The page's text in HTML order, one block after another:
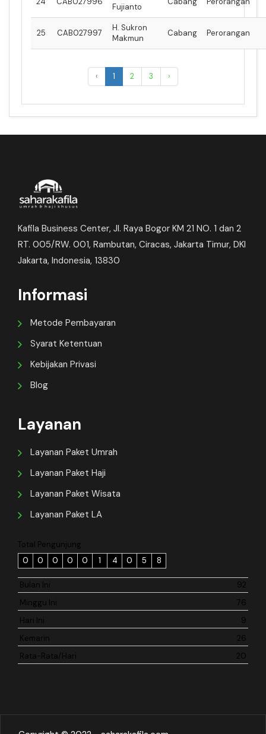
Fujianto
25 CAB027997
H. Sukron
Makmun
Cabang Perorangan
‹ 1 2 3 ›
Kafila Business Center, Jl. Raya Bogor KM 21 NO. 1 dan 2
RT. 005/RW. 001, Rambutan, Ciracas, Jakarta Timur, DKI
Jakarta, Indonesia, 13830
Informasi
Metode Pembayaran
Syarat Ketentuan
Kebijakan Privasi
Blog
Layanan
Layanan Paket Umrah
Layanan Paket Haji
Layanan Paket Wisata
Layanan Paket LA
Total Pengunjung
0
0 0 0 0 1 4 0 5 8
Bulan Ini
92
Minggu Ini
76
Hari Ini
9
Kemarin
26
Rata-Rata/Hari
20